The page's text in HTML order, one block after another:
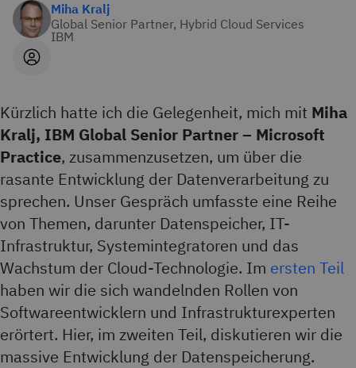
Miha Kralj
Global Senior Partner, Hybrid Cloud Services
IBM
Kürzlich hatte ich die Gelegenheit, mich mit Miha
Kralj, IBM Global Senior Partner – Microsoft
Practice, zusammenzusetzen, um über die
rasante Entwicklung der Datenverarbeitung zu
sprechen. Unser Gespräch umfasste eine Reihe
von Themen, darunter Datenspeicher, IT-
Infrastruktur, Systemintegratoren und das
Wachstum der Cloud-Technologie. Im ersten Teil
haben wir die sich wandelnden Rollen von
Softwareentwicklern und Infrastrukturexperten
erörtert. Hier, im zweiten Teil, diskutieren wir die
massive Entwicklung der Datenspeicherung.